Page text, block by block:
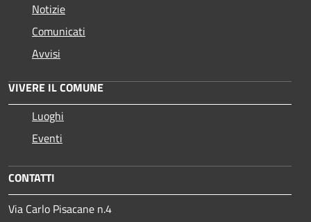
Notizie
Comunicati
Avvisi
VIVERE IL COMUNE
Luoghi
Eventi
CONTATTI
Via Carlo Pisacane n.4